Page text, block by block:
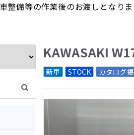
整備等の作業後のお渡しとなりま
KAWASAKI
新車 STOCK カタログ